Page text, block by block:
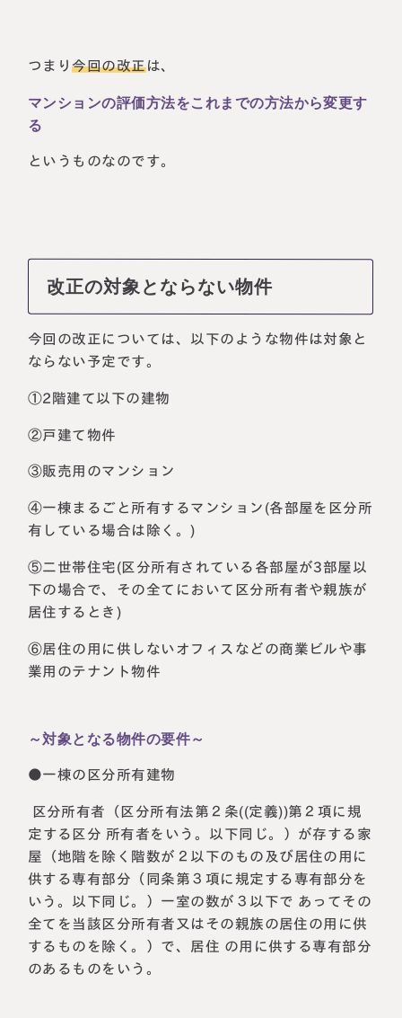
つまり今回の改正は、
マンションの評価方法をこれまでの方法から変更す
る
というものなのです。
改正の対象とならない物件
今回の改正については、以下のような物件は対象と
ならない予定です。
①2階建て以下の建物
②戸建て物件
③販売用のマンション
④一棟まるごと所有するマンション(各部屋を区分所
有している場合は除く。)
⑤二世帯住宅(区分所有されている各部屋が3部屋以
下の場合で、その全てにおいて区分所有者や親族が
居住するとき)
⑥居住の用に供しないオフィスなどの商業ビルや事
業用のテナント物件
～対象となる物件の要件～
●一棟の区分所有建物
区分所有者（区分所有法第２条((定義))第２項に規
定する区分 所有者をいう。以下同じ。）が存する家
屋（地階を除く階数が２以下のもの及び居住の用に
供する専有部分（同条第３項に規定する専有部分を
いう。以下同じ。）一室の数が３以下で あってその
全てを当該区分所有者又はその親族の居住の用に供
するものを除く。）で、居住 の用に供する専有部分
のあるものをいう。